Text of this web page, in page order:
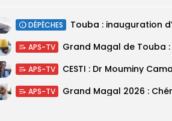
DÉPÊCHES
APS-TV
APS-TV
APS-TV